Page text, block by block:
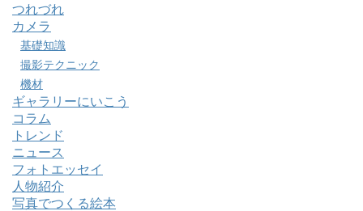
つれづれ
カメラ
基礎知識
撮影テクニック
機材
ギャラリーにいこう
コラム
トレンド
ニュース
フォトエッセイ
人物紹介
写真でつくる絵本